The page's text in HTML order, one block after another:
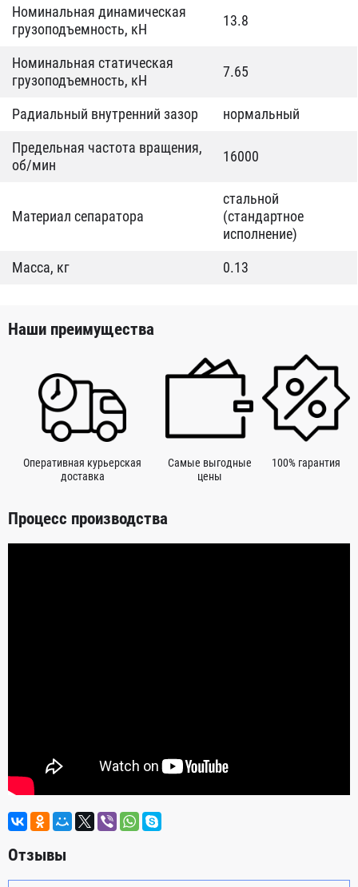
Номинальная динамическая
грузоподъемность, кН
13.8
Номинальная статическая
грузоподъемность, кН
7.65
Радиальный внутренний зазор
нормальный
Предельная частота вращения,
об/мин
16000
Материал сепаратора
стальной
(стандартное
исполнение)
Масса, кг
0.13
Наши преимущества
Оперативная курьерская
доставка
Самые выгодные
цены
100% гарантия
Процесс производства
Отзывы